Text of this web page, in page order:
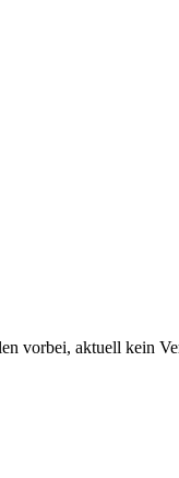
vorbei, aktuell kein